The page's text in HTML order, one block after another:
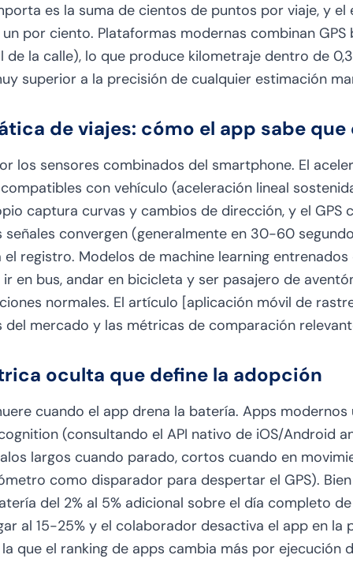
es la suma de cientos de puntos por viaje, y
por ciento. Plataformas modernas combinan
de la calle), lo que produce kilometraje dentro de
superior a la precisión de cualquier estimación
de viajes: cómo el app sabe
los sensores combinados del smartphone. El
con vehículo (aceleración lineal
captura curvas y cambios de dirección, y el GPS
convergen (generalmente en 30-60
registro. Modelos de machine learning entrenados
en bus, andar en bicicleta y ser pasajero de
normales. El artículo [aplicación móvil de
del mercado y las métricas de comparación
oculta que define la adopción
cuando el app drena la batería. Apps
(consultando el API nativo de iOS/Android
largos cuando parado, cortos cuando en
como disparador para despertar el GPS).
del 2% al 5% adicional sobre el día completo
al 15-25% y el colaborador desactiva el app en la
que el ranking de apps cambia más por ejecución